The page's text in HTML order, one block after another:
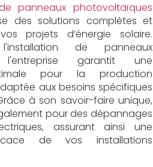
panneaux photovoltaïques
des solutions complètes et
projets d’énergie solaire.
de panneaux
l'entreprise garantit une
pour la production
aux besoins spécifiques
à son savoir-faire unique,
pour des dépannages
assurant ainsi une
de vos installations